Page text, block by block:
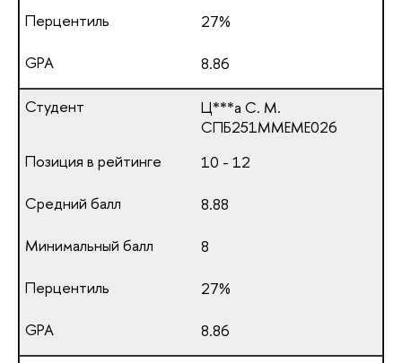
27%
8.86
Ц***а С. М.
СПБ251ММЕМЕ026
10 - 12
8.88
8
27%
8.86